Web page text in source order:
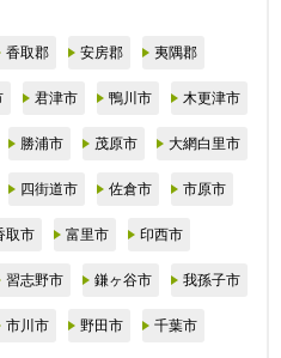
香取郡 安房郡 夷隅郡
君津市 鴨川市 木更津市
勝浦市 茂原市 大網白里市
四街道市 佐倉市 市原市
取市 富里市 印西市
習志野市 鎌ヶ谷市 我孫子市
市川市 野田市 千葉市